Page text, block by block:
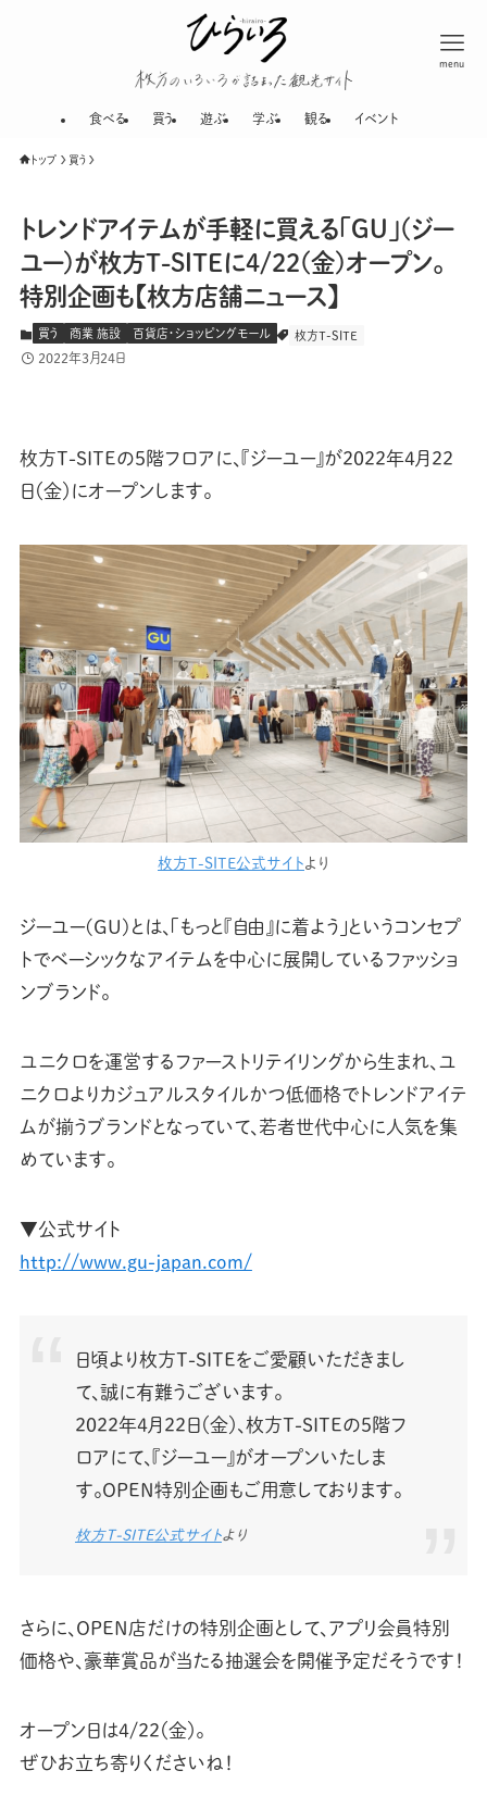
menu
食べる 買う 遊ぶ 学ぶ 観る イベント
トップ 買う
トレンドアイテムが手軽に買える「GU」(ジー
ユー)が枚方T-SITEに4/22(金)オープン。
特別企画も【枚方店舗ニュース】
買う 商業 施設 百貨店・ショッピングモール 枚方T-SITE
2022年3月24日
枚方T-SITEの5階フロアに、『ジーユー』が2022年4月22
日（金）にオープンします。
枚方T-SITE公式サイトより
ジーユー(GU)とは、「もっと『自由』に着よう」というコンセプ
トでベーシックなアイテムを中心に展開しているファッショ
ンブランド。
ユニクロを運営するファーストリテイリングから生まれ、ユ
ニクロよりカジュアルスタイルかつ低価格でトレンドアイテ
ムが揃うブランドとなっていて、若者世代中心に人気を集
めています。
▼公式サイト
http://www.gu-japan.com/
日頃より枚方T-SITEをご愛顧いただきまし
て、誠に有難うございます。
2022年4月22日（金）、枚方T-SITEの5階フ
ロアにて、『ジーユー』がオープンいたしま
す。OPEN特別企画もご用意しております。
枚方T-SITE公式サイトより
さらに、OPEN店だけの特別企画として、アプリ会員特別
価格や、豪華賞品が当たる抽選会を開催予定だそうです！
オープン日は4/22（金）。
ぜひお立ち寄りくださいね！